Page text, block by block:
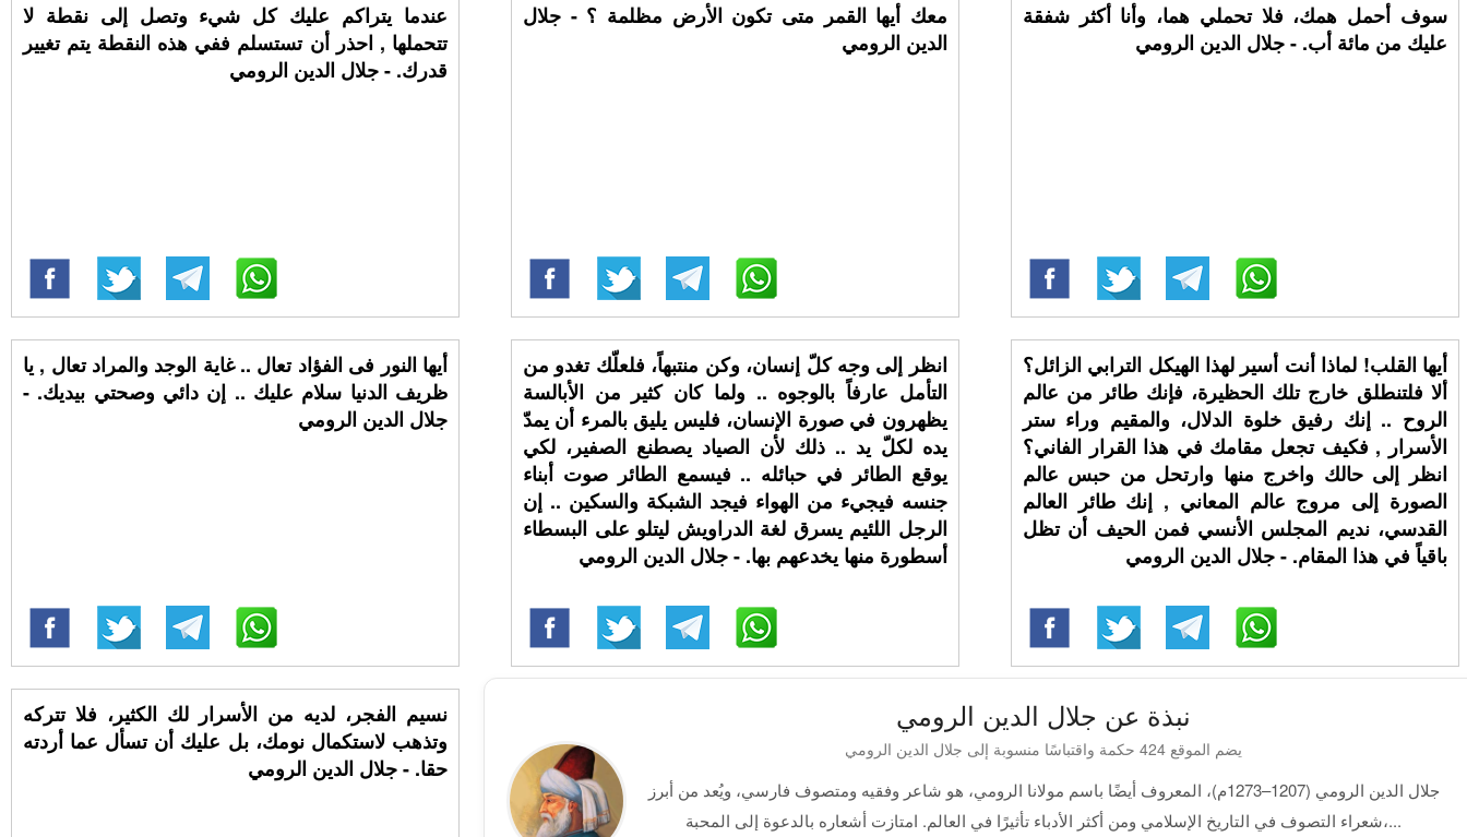
عندما يتراكم عليك كل شيء وتصل إلى نقطة لا
تتحملها , احذر أن تستسلم ففي هذه النقطة يتم تغيير
قدرك. - جلال الدين الرومي
معك أيها القمر متى تكون الأرض مظلمة ؟ - جلال
الدين الرومي
سوف أحمل همك، فلا تحملي هما، وأنا أكثر شفقة
عليك من مائة أب. - جلال الدين الرومي
أيها النور فى الفؤاد تعال .. غاية الوجد والمراد تعال , يا
ظريف الدنيا سلام عليك .. إن دائي وصحتي بيديك. -
جلال الدين الرومي
انظر إلى وجه كلّ إنسان، وكن منتبهاً، فلعلّك تغدو من
التأمل عارفاً بالوجوه .. ولما كان كثير من الأبالسة
يظهرون في صورة الإنسان، فليس يليق بالمرء أن يمدّ
يده لكلّ يد .. ذلك لأن الصياد يصطنع الصفير، لكي
يوقع الطائر في حبائله .. فيسمع الطائر صوت أبناء
جنسه فيجيء من الهواء فيجد الشبكة والسكين .. إن
الرجل اللئيم يسرق لغة الدراويش ليتلو على البسطاء
أسطورة منها يخدعهم بها. - جلال الدين الرومي
أيها القلب! لماذا أنت أسير لهذا الهيكل الترابي الزائل؟
ألا فلتنطلق خارج تلك الحظيرة، فإنك طائر من عالم
الروح .. إنك رفيق خلوة الدلال، والمقيم وراء ستر
الأسرار , فكيف تجعل مقامك في هذا القرار الفاني؟
انظر إلى حالك واخرج منها وارتحل من حبس عالم
الصورة إلى مروج عالم المعاني , إنك طائر العالم
القدسي، نديم المجلس الأنسي فمن الحيف أن تظل
باقياً في هذا المقام. - جلال الدين الرومي
نسيم الفجر، لديه من الأسرار لك الكثير، فلا تتركه
وتذهب لاستكمال نومك، بل عليك أن تسأل عما أردته
حقا. - جلال الدين الرومي
نبذة عن جلال الدين الرومي
يضم الموقع 424 حكمة واقتباسًا منسوبة إلى جلال الدين الرومي
جلال الدين الرومي (1207–1273م)، المعروف أيضًا باسم مولانا الرومي، هو شاعر وفقيه ومتصوف فارسي، ويُعد من أبرز
شعراء التصوف في التاريخ الإسلامي ومن أكثر الأدباء تأثيرًا في العالم. امتازت أشعاره بالدعوة إلى المحبة،...